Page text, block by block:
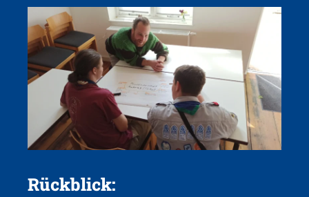
Rückblick: